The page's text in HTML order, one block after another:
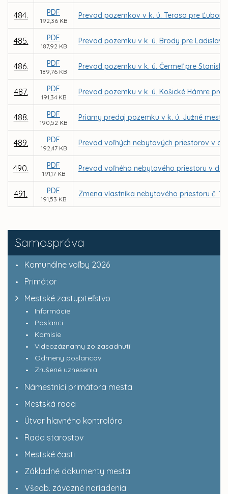
Samospráva
Komunálne voľby 2026
Primátor
Mestské zastupiteľstvo
Informácie
Poslanci
Komisie
Videozáznamy zo zasadnutí
Odmeny poslancov
Zrušené uznesenia
Námestníci primátora mesta
Mestská rada
Útvar hlavného kontrolóra
Rada starostov
Mestské časti
Základné dokumenty mesta
Všeob. záväzné nariadenia
484. PDF
192,36 KB
Prevod pozemkov v k. ú. Terasa pre
485. PDF
187,92 KB
Prevod pozemku v k. ú. Brody pre
486. PDF
189,76 KB
Prevod pozemku v k. ú. Čermeľ pre
487. PDF
191,34 KB
Prevod pozemku v k. ú. Košické Hámre pre
488. PDF
190,52 KB
Priamy predaj pozemku v k. ú. Južné mesto
489. PDF
192,47 KB
Prevod voľných nebytových priestorov v
490. PDF
191,17 KB
Prevod voľného nebytového priestoru v
491. PDF
191,53 KB
Zmena vlastníka nebytového priestoru č.